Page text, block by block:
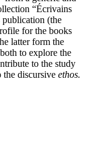
“Écrivains
publication (the
for the books
latter form the
to explore the
to the study
the discursive ethos.